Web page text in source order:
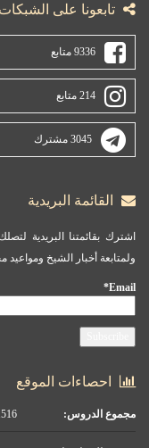
تابعونا على
9336 متابع
214 متابع
3045 مشترك
القائمة البريدية
اشترك بقائمتنا البريدية
ولمتابعة أخبار الشيخ ومواعيد
Email*
احصاءات الموقع
مجموع الدروس: